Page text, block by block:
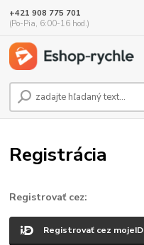
+421 908 775 701
(Po-Pia, 6:00-16 hod.)
Registrácia
Registrovať cez:
Registrovať cez mojeID